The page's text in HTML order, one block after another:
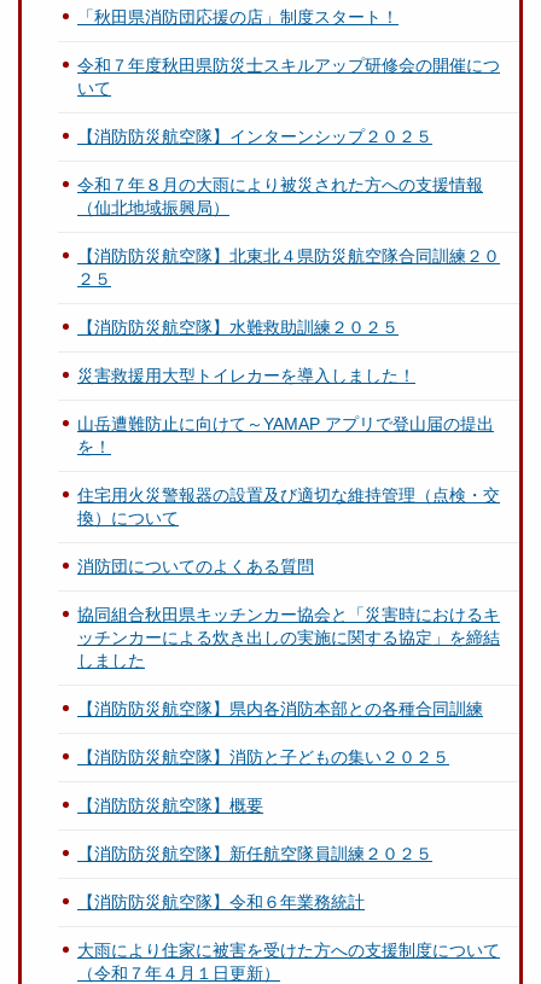
「秋田県消防団応援の店」制度スタート！
令和７年度秋田県防災士スキルアップ研修会の開催につ
いて
【消防防災航空隊】インターンシップ２０２５
令和７年８月の大雨により被災された方への支援情報
（仙北地域振興局）
【消防防災航空隊】北東北４県防災航空隊合同訓練２０
２５
【消防防災航空隊】水難救助訓練２０２５
災害救援用大型トイレカーを導入しました！
山岳遭難防止に向けて～YAMAP アプリで登山届の提出
を！
住宅用火災警報器の設置及び適切な維持管理（点検・交
換）について
消防団についてのよくある質問
協同組合秋田県キッチンカー協会と「災害時におけるキ
ッチンカーによる炊き出しの実施に関する協定」を締結
しました
【消防防災航空隊】県内各消防本部との各種合同訓練
【消防防災航空隊】消防と子どもの集い２０２５
【消防防災航空隊】概要
【消防防災航空隊】新任航空隊員訓練２０２５
【消防防災航空隊】令和６年業務統計
大雨により住家に被害を受けた方への支援制度について
（令和７年４月１日更新）